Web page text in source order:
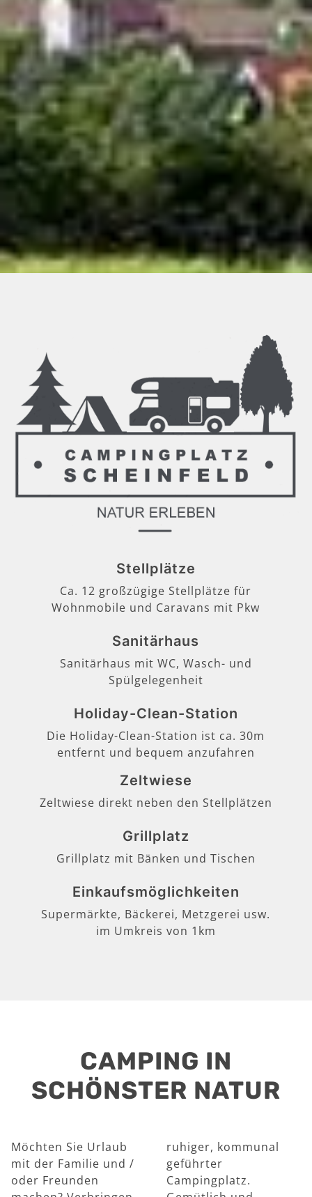
Stellplätze
Ca. 12 großzügige Stellplätze für
Wohnmobile und Caravans mit Pkw
Sanitärhaus
Sanitärhaus mit WC, Wasch- und
Spülgelegenheit
Holiday-Clean-Station
Die Holiday-Clean-Station ist ca. 30m
entfernt und bequem anzufahren
Zeltwiese
Zeltwiese direkt neben den Stellplätzen
Grillplatz
Grillplatz mit Bänken und Tischen
Einkaufsmöglichkeiten
Supermärkte, Bäckerei, Metzgerei usw.
im Umkreis von 1km
CAMPING IN
SCHÖNSTER NATUR
Möchten Sie Urlaub
mit der Familie und /
oder Freunden
ruhiger, kommunal
geführter
Campingplatz.